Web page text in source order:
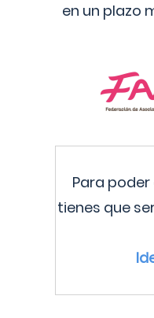
en un plazo
Para
tienes que